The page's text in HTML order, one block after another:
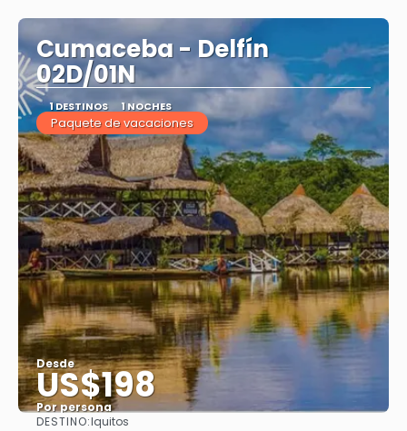
Cumaceba - Delfín
02D/01N
1 DESTINOS 1 NOCHES
Paquete de vacaciones
Desde
US$198
Por persona
DESTINO:Iquitos